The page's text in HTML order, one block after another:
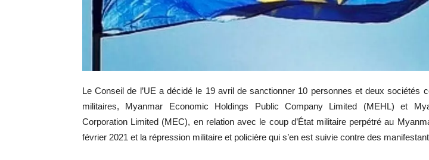
Le Conseil de l’UE a décidé le 19 avril de sanctionner 10 personnes et deux sociétés
militaires, Myanmar Economic Holdings Public Company Limited (MEHL) et
Corporation Limited (MEC), en relation avec le coup d’État militaire perpétré au
février 2021 et la répression militaire et policière qui s’en est suivie contre des